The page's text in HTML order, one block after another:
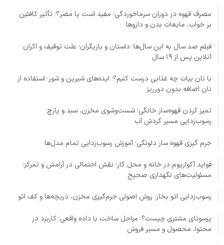
مصرف قهوه در دوران سرماخوردگی؛ مفید است یا مضر؟؛ تأثیر کافئین
بر خواب، مایعات بدن و داروها
فیلم صد سال به این سال‌ها؛ داستان و بازیگران؛ علت توقیف و اکران
آنلاین پس از ۱۹ سال
با نان بیات چه غذایی درست کنیم؟؛ ایده‌های شیرین و شور؛ استفاده از
نان اضافه بدون دورریز
تمیز کردن قهوه‌ساز خانگی؛ شست‌وشوی مخزن، سبد و پارچ؛
رسوب‌زدایی مسیر گردش آب
جرم گیری قهوه ساز دلونگی؛ آموزش رسوب‌زدایی تمام مدل‌ها
فواید آکواریوم در خانه و محل کار؛ نقش احتمالی در آرامش و تمرکز؛
مسئولیت‌های نگهداری صحیح
رسوب‌زدایی اتو بخار؛ روش اصولی جرم‌گیری مخزن، دریچه‌ها و کف اتو
پرسونای مشتری چیست؟؛ مراحل ساخت با داده واقعی؛ کاربرد در
محتوا، محصول و مسیر فروش